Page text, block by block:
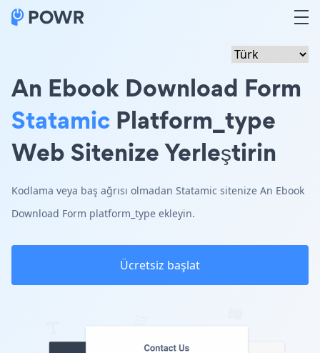
An Ebook Download Form
Statamic Platform_type
Web Sitenize Yerleştirin
Kodlama veya baş ağrısı olmadan Statamic sitenize An Ebook
Download Form platform_type ekleyin.
Ücretsiz başlat